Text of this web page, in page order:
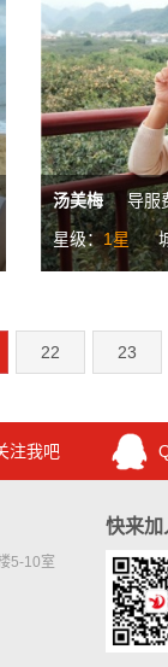
汤美梅 导服
星级： 1星
22 23
注我吧
5-10室
快来加